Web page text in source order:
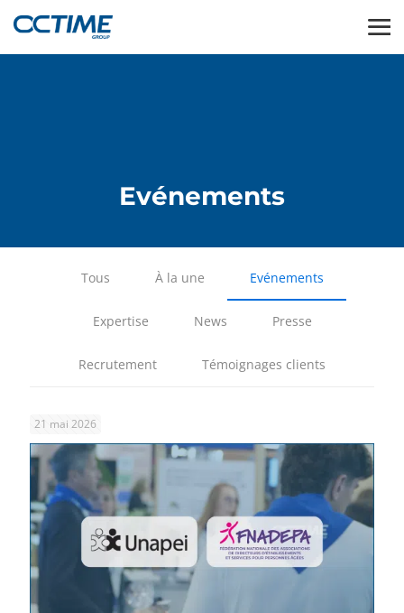
Evénements
Tous À la une Evénements
Expertise News Presse
Recrutement Témoignages clients
21 mai 2026